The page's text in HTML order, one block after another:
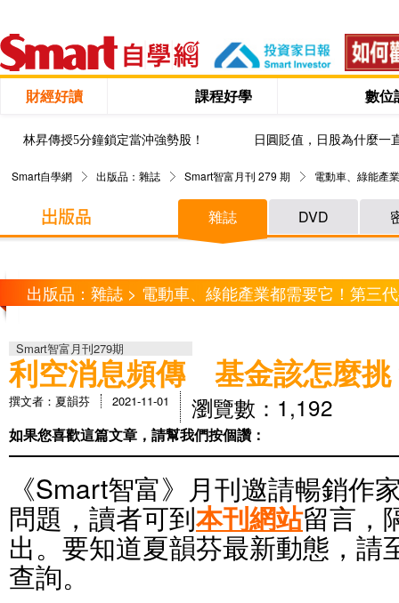
財經好讀 課程好學 數位
林昇傳授5分鐘鎖定當沖強勢股！ 日圓貶值，日股為什麼一
Smart自學網 出版品：雜誌 Smart智富月刊 279 期 電動車、綠能產
雜誌 DVD
出版品：雜誌 > 電動車、綠能產業都需要它！第三
Smart智富月刊279期
利空消息頻傳 基金該怎麼挑
撰文者：夏韻芬 2021-11-01 瀏覽數：1,192
如果您喜歡這篇文章，請幫我們按個讚：
《Smart智富》月刊邀請暢銷作
問題，讀者可到本刊網站留言，
出。要知道夏韻芬最新動態，請
查詢。